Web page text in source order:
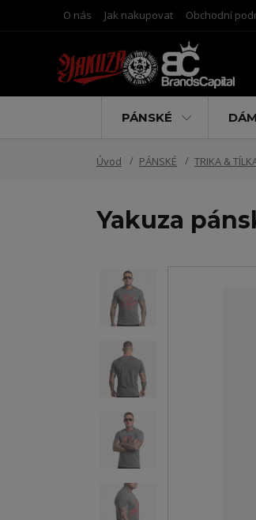
O nás Jak nakupovat Obchodní
PÁNSKÉ
Úvod PÁNSKÉ TRIKA &
Yakuza